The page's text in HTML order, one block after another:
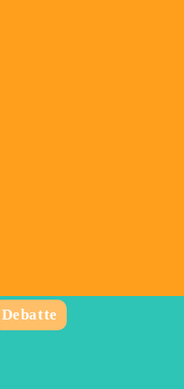
Debatte